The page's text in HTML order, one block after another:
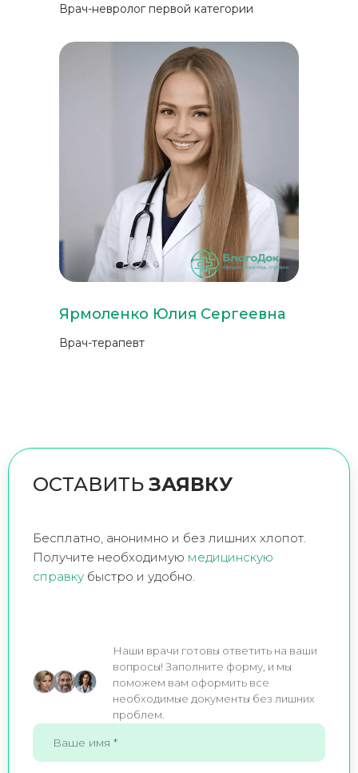
Врач-невролог первой категории
Ярмоленко Юлия Сергеевна
Врач-терапевт
ОСТАВИТЬ ЗАЯВКУ
Бесплатно, анонимно и без лишних хлопот.
Получите необходимую медицинскую
справку быстро и удобно.
Наши врачи готовы ответить на ваши
вопросы! Заполните форму, и мы
поможем вам оформить все
необходимые документы без лишних
проблем.